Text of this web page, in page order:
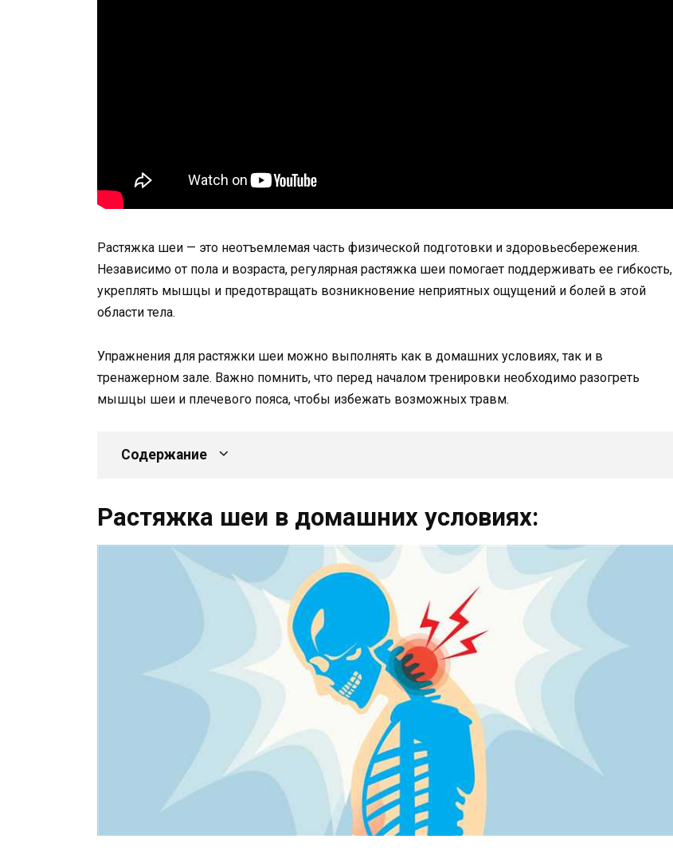
Растяжка шеи — это неотъемлемая часть физической подготовки и здоровьесбережения.
Независимо от пола и возраста, регулярная растяжка шеи помогает поддерживать ее гибкость,
укреплять мышцы и предотвращать возникновение неприятных ощущений и болей в этой
области тела.
Упражнения для растяжки шеи можно выполнять как в домашних условиях, так и в
тренажерном зале. Важно помнить, что перед началом тренировки необходимо разогреть
мышцы шеи и плечевого пояса, чтобы избежать возможных травм.
Содержание
Растяжка шеи в домашних условиях: